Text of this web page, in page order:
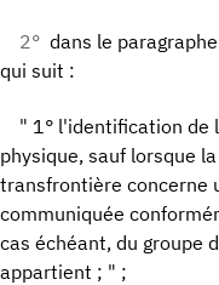
2° dans le
qui suit :
" 1° l'identification de
physique, sauf lorsque
transfrontière concerne
communiquée
cas échéant, du groupe
appartient ; " ;